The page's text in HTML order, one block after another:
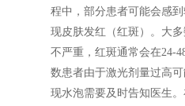
程中，部分患者可能会感
现皮肤发红（红斑）。大
不严重，红斑通常会在24-
数患者由于激光剂量过高
现水泡需要及时告知医生